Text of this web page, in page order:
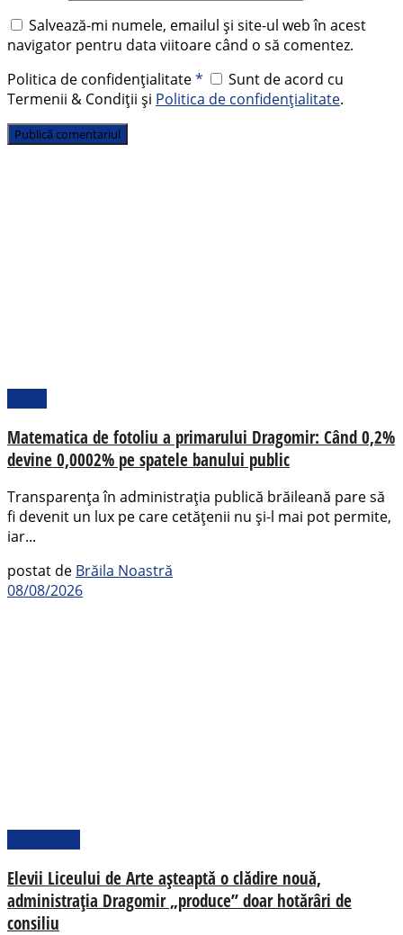
Salvează-mi numele, emailul și site-ul web în acest
navigator pentru data viitoare când o să comentez.
Politica de confidențialitate*
Sunt de acord cu
Termenii & Condiții și Politica de confidențialitate.
Matematica de fotoliu a primarului Dragomir: Când 0,2%
devine 0,0002% pe spatele banului public
Transparența în administrația publică brăileană pare să
fi devenit un lux pe care cetățenii nu și-l mai pot permite,
iar...
postat de Brăila Noastră
08/08/2026
Elevii Liceului de Arte așteaptă o clădire nouă,
administrația Dragomir „produce” doar hotărâri de
consiliu